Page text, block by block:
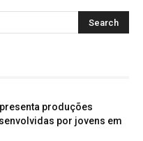
produções
por jovens em